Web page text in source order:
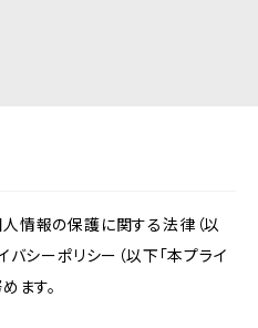
情報の保護に関する法律（以
バシーポリシー（以下「本プライ
ます。